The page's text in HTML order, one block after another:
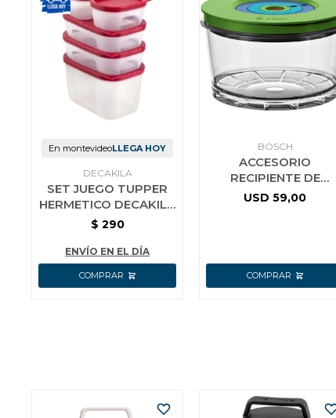
En montevideoLLEGA HOY
DECAKILA
SET JUEGO TUPPER
HERMETICO DECAKILA
5 PIEZAS
$ 290
ENVÍO EN EL DÍA
BOSCH
ACCESORIO
RECIPIENTE DE
ALMACENAMIENTO AL
USD 59,00